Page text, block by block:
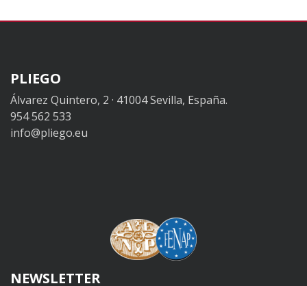
PLIEGO
Álvarez Quintero, 2 · 41004 Sevilla, España.
954 562 533
info@pliego.eu
NEWSLETTER